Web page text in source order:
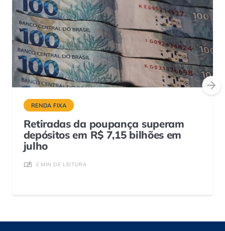
RENDA FIXA
Retiradas da poupança superam
depósitos em R$ 7,15 bilhões em
julho
2 MIN DE LEITURA